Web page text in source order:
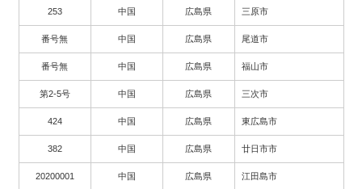
253 中国 広島県 三原市
番号無 中国 広島県 尾道市
番号無 中国 広島県 福山市
第2-5号 中国 広島県 三次市
424 中国 広島県 東広島市
382 中国 広島県 廿日市市
20200001 中国 広島県 江田島市